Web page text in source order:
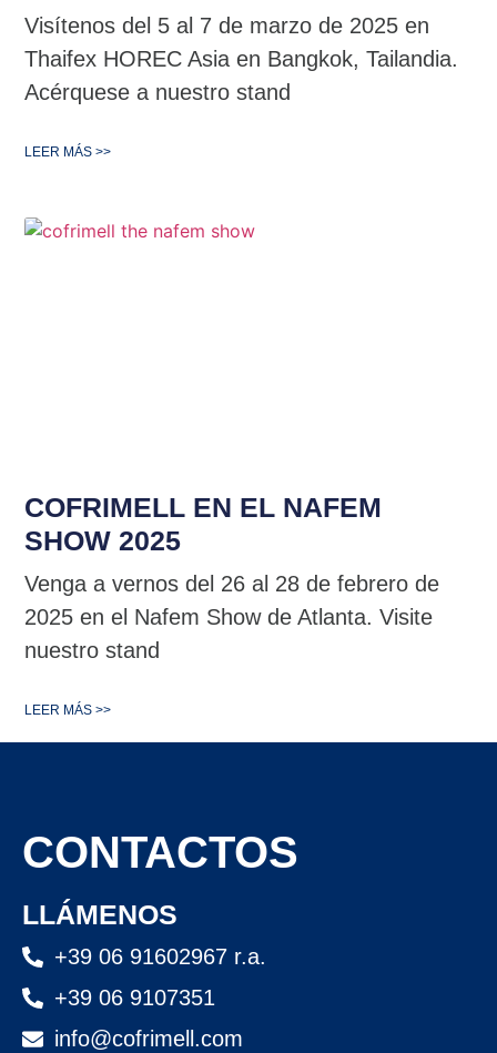
Visítenos del 5 al 7 de marzo de 2025 en
Thaifex HOREC Asia en Bangkok, Tailandia.
Acérquese a nuestro stand
LEER MÁS >>
COFRIMELL EN EL NAFEM
SHOW 2025
Venga a vernos del 26 al 28 de febrero de
2025 en el Nafem Show de Atlanta. Visite
nuestro stand
LEER MÁS >>
CONTACTOS
LLÁMENOS
+39 06 91602967 r.a.
+39 06 9107351
info@cofrimell.com